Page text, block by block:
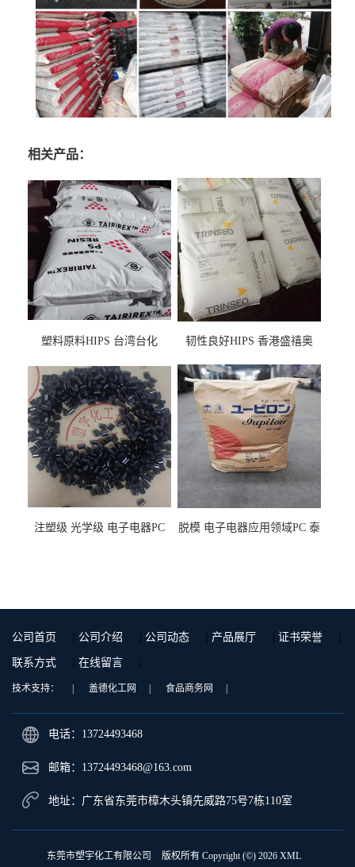
相关产品：
塑料原料HIPS 台湾台化
用料
韧性良好HIPS 香港盛禧奥
注塑级 光学级 电子电器PC
脱模 电子电器应用领域PC 泰
公司首页 公司介绍 公司动态 产品展厅 证书荣誉
联系方式 在线留言
技术支持： 盖德化工网 食品商务网
电话：13724493468
邮箱： 13724493468@163.com
地址：广东省东莞市樟木头镇先威路75号7栋110室
东莞市塑宇化工有限公司 版权所有 Copyright (©) 2026 XML